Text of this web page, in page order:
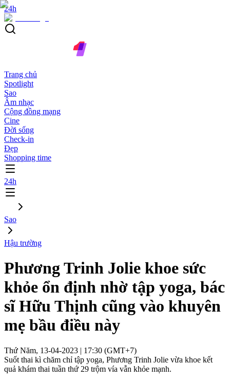
24h
Trang chủ
Spotlight
Sao
Âm nhạc
Cộng đồng mạng
Cine
Đời sống
Check-in
Đẹp
Shopping time
24h
Sao
Hậu trường
Phương Trinh Jolie khoe sức
khỏe ổn định nhờ tập yoga, bác
sĩ Hữu Thịnh cũng vào khuyên
mẹ bầu điều này
Thứ Năm, 13-04-2023 | 17:30 (GMT+7)
Suốt thai kì chăm chỉ tập yoga, Phương Trinh Jolie vừa khoe kết
quả khám thai tuần thứ 29 trộm vía vẫn khỏe mạnh.